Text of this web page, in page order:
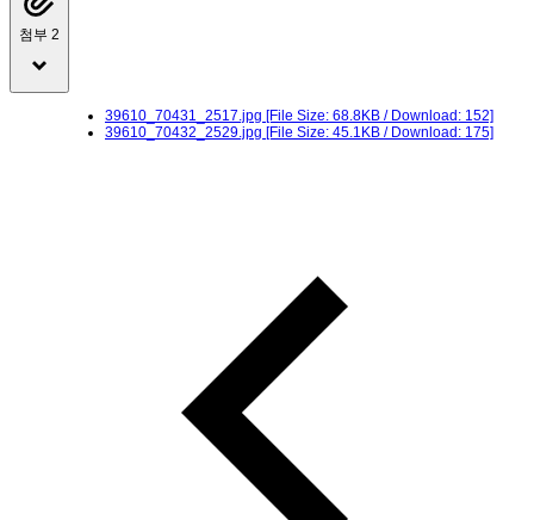
첨부 2
39610_70431_2517.jpg [File Size: 68.8KB / Download: 152]
39610_70432_2529.jpg [File Size: 45.1KB / Download: 175]